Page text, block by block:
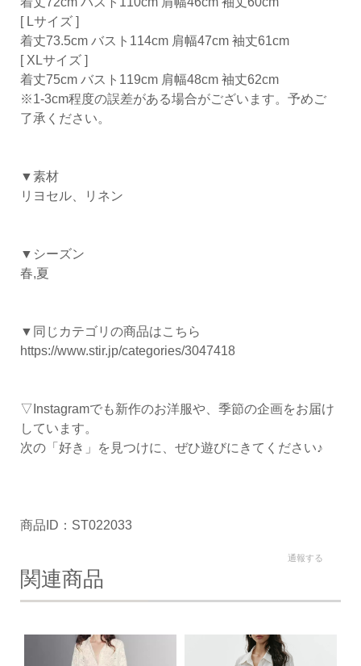
[ Lサイズ ]
着丈73.5cm バスト114cm 肩幅47cm 袖丈61cm
[ XLサイズ ]
着丈75cm バスト119cm 肩幅48cm 袖丈62cm
※1-3cm程度の誤差がある場合がございます。予めご
了承ください。
▼素材
リヨセル、リネン
▼シーズン
春,夏
▼同じカテゴリの商品はこちら
https://www.stir.jp/categories/3047418
▽Instagramでも新作のお洋服や、季節の企画をお届け
しています。
次の「好き」を見つけに、ぜひ遊びにきてください♪
商品ID：ST022033
通報する
関連商品